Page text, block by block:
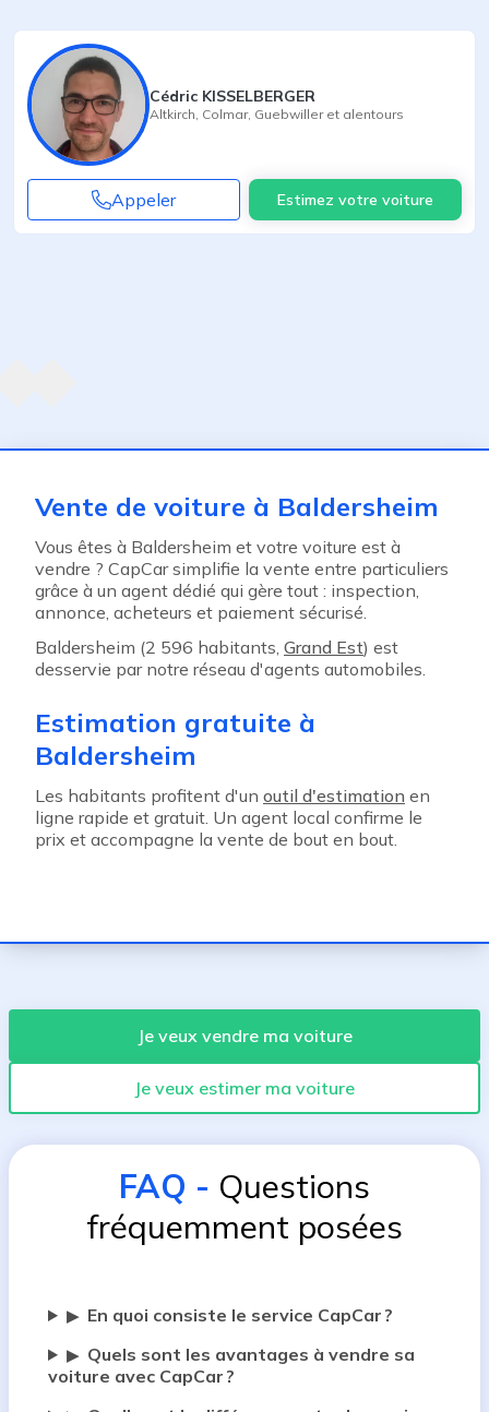
Cédric KISSELBERGER
Altkirch Colmar, Guebwilleret alentours
Appeler Estimez votre voiture
Vente de voiture à Baldersheim
Vous êtes à Baldersheim et votre voiture est à
vendre ? CapCar simplifie la vente entre particuliers
grâce à un agent dédié qui gère tout : inspection,
annonce, acheteurs et paiement sécurisé.
Baldersheim (2 596 habitants, Grand Est) est
desservie par notre réseau d'agents automobiles.
Estimation gratuite à
Baldersheim
Les habitants profitent d'un outil d'estimation en
ligne rapide et gratuit. Un agent local confirme le
prix et accompagne la vente de bout en bout.
Je veux vendre ma voiture
Je veux estimer ma voiture
FAQ - Questions
fréquemment posées
▶ En quoi consiste le service CapCar ?
▶ Quels sont les avantages à vendre sa
voiture avec CapCar ?